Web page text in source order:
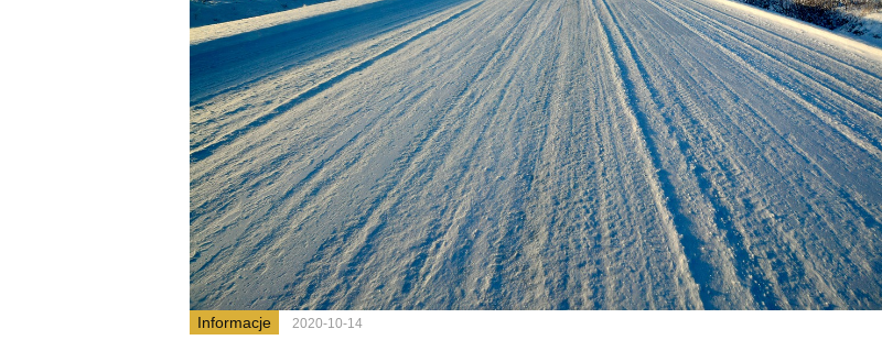
Informacje 2020-10-14